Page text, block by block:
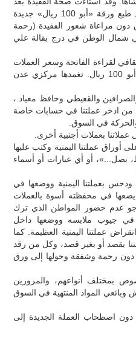
نقل البنك المركزي إلى عدن. وبعد طبع ورقة «أبو 100 ريال» جديدة
دون مراعاة شعور الفقيدة (رحمة
في شمال الوطن في درج بقالة علي
لقراءة الفاتحة وسعر العملات
والصرف وسيرة المناضلة الفقيدة أبو 100 ريال. تغمدها مركزي عدن
والقعيطي وحافظ معياد.،
ادخر عملتنا في حسابات خاصة
في السوق.
بعملات أجنبية أخرى.
عملتنا اليمنية وكتب عليها
أو أي عبارات أو أسماء
بعملتنا اليمنية ووضعها في
يضعها في محفظته أسوة بالعملات
نرجو عدم حضور المواطن الذي ترك
في جيوب ملابسه ووضعها داخل
عملتنا اليمنية العظيمة. كما
بقصد أو بغير قصد، وكل من رقد
دون رحمة وشفقة وحولها إلى ورق
بمختلف أنواعهم، والمزورين
وبائعي المواد المنتهية في السوق
اصطحاب العملة الجديدة إلى